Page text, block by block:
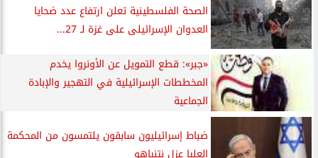
الصحة الفلسطينية تعلن ارتفاع عدد ضحايا
العدوان الإسرائيلى على غزة لـ 27...
«جبر»: قطع التمويل عن الأونروا يخدم
المخططات الإسرائيلية في التهجير والإبادة
الجماعية
ضباط إسرائيليون سابقون يلتمسون من المحكمة
العليا عزل نتنياهو